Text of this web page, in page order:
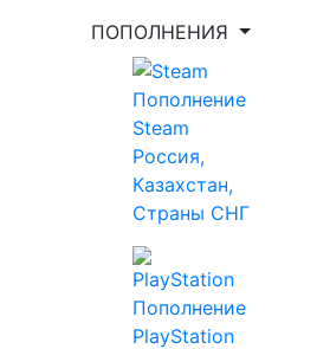
ПОПОЛНЕНИЯ
Пополнение
Steam
Россия,
Казахстан,
Страны СНГ
Пополнение
PlayStation
Главная
Гайды
Как получить
мешочек Района в
2